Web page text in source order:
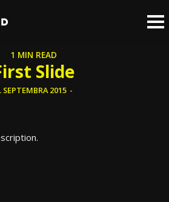
1 MIN READ
Slide
SEPTEMBRA 2015 -